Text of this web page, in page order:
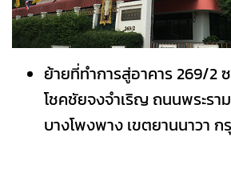
ย้ายที่ทำการสู่อาคาร 269/2
โชคชัยจงจำเริญ ถนนพระรา
บางโพงพาง เขตยานนาวา ก